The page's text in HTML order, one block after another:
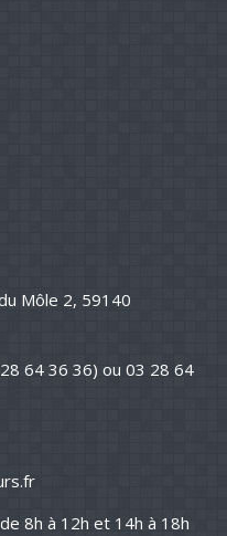
Môle 2, 59140
64 36 36) ou 03 28 64
8h à 12h et 14h à 18h